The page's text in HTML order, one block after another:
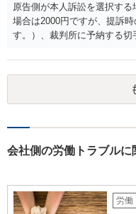
原告側が本人訴訟を選択す
場合は2000円ですが、提訴
す。）、裁判所に予納する
書類郵送代（通信費等）の
合には、上記に加えて弁護
会社側の労働トラブル
労働